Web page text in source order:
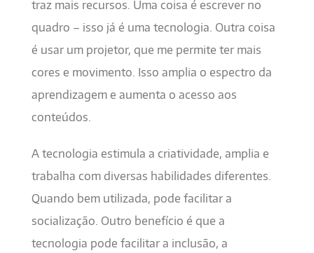
traz mais recursos. Uma coisa é escrever no
quadro – isso já é uma tecnologia. Outra coisa
é usar um projetor, que me permite ter mais
cores e movimento. Isso amplia o espectro da
aprendizagem e aumenta o acesso aos
conteúdos.
A tecnologia estimula a criatividade, amplia e
trabalha com diversas habilidades diferentes.
Quando bem utilizada, pode facilitar a
socialização. Outro benefício é que a
tecnologia pode facilitar a inclusão, a